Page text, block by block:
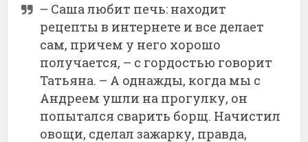
– Саша любит печь: находит
рецепты в интернете и все делает
сам, причем у него хорошо
получается, – с гордостью говорит
Татьяна. – А однажды, когда мы с
Андреем ушли на прогулку, он
попытался сварить борщ. Начистил
овощи, сделал зажарку, правда,